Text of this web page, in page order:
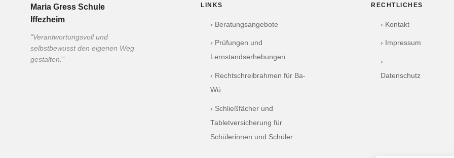
Maria Gress Schule
Iffezheim
"Verantwortungsvoll und
selbstbewusst den eigenen Weg
gestalten."
LINKS
› Beratungsangebote
› Prüfungen und
Lernstandserhebungen
› Rechtschreibrahmen für Ba-
Wü
› Schließfächer und
Tabletversicherung für
Schülerinnen und Schüler
RECHTLICHES
› Kontakt
› Impressum
›
Datenschutz